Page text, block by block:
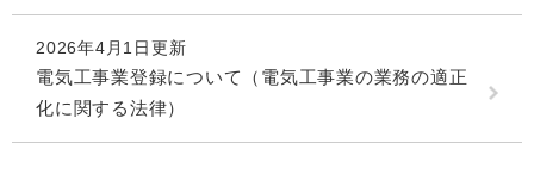
2026年4月1日更新
電気工事業登録について（電気工事業の業務の適正
化に関する法律）